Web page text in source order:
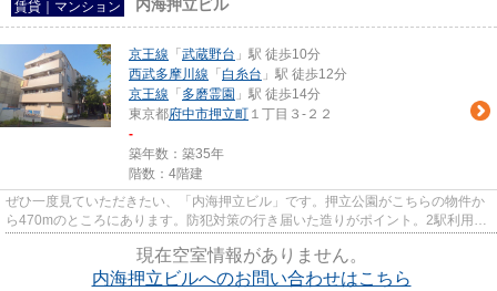
賃貸｜マンション 内海押立ビル
京王線 「 武蔵野台 」駅 徒歩10分
西武多摩川線 「 白糸台 」駅 徒歩12分
京王線 「 多磨霊園 」駅 徒歩14分
東京都府中市押立町 １丁目３-２２
-
築年数：築35年
階数：4階建
ぜひ一度見ていただきたい、「内海押立ビル」です。押立公園がこちらの物件か
ら470mのところにあります。防犯対策の行き届いた造りがポイント。2駅利用で
現在空室情報がありません。
内海押立ビルへのお問い合わせはこちら